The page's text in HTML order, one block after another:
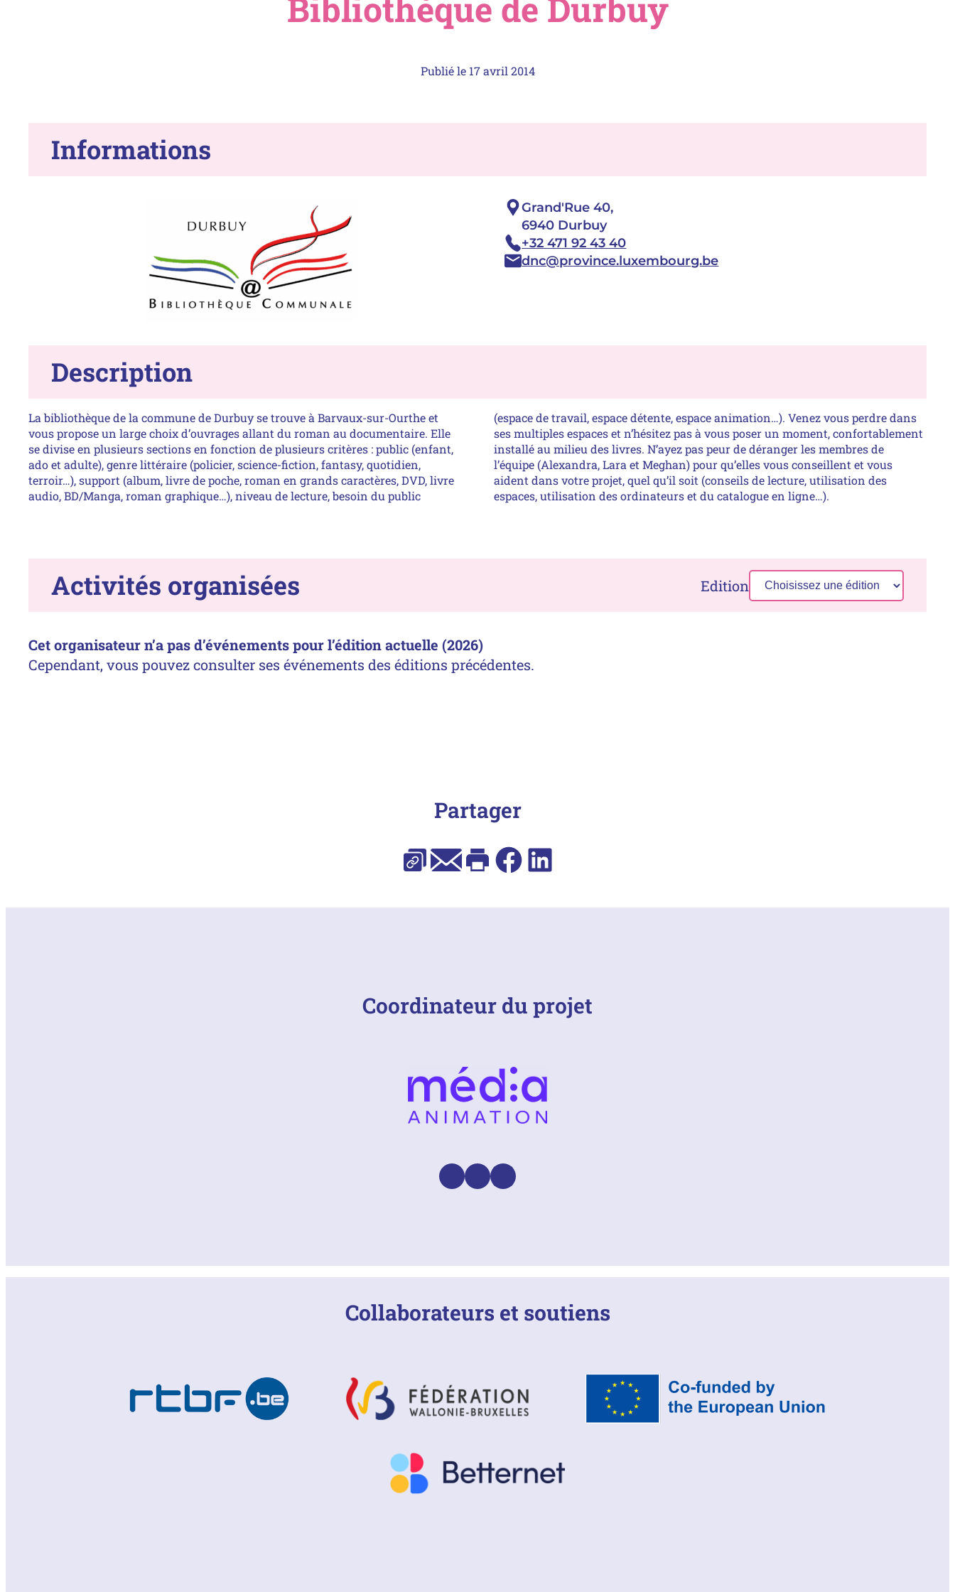
Bibliothèque de Durbuy
Publié le 17 avril 2014
Informations
Adresse :
Grand'Rue 40,
6940 Durbuy
Téléphone :
+32 471 92 43 40
Email :
dnc@province.luxembourg.be
Description
La bibliothèque de la commune de Durbuy se trouve à Barvaux-sur-Ourthe et
vous propose un large choix d’ouvrages allant du roman au documentaire. Elle
se divise en plusieurs sections en fonction de plusieurs critères : public (enfant,
ado et adulte), genre littéraire (policier, science-fiction, fantasy, quotidien,
terroir…), support (album, livre de poche, roman en grands caractères, DVD, livre
audio, BD/Manga, roman graphique…), niveau de lecture, besoin du public
(espace de travail, espace détente, espace animation…). Venez vous perdre dans
ses multiples espaces et n’hésitez pas à vous poser un moment, confortablement
installé au milieu des livres. N’ayez pas peur de déranger les membres de
l’équipe (Alexandra, Lara et Meghan) pour qu’elles vous conseillent et vous
aident dans votre projet, quel qu’il soit (conseils de lecture, utilisation des
espaces, utilisation des ordinateurs et du catalogue en ligne…).
Activités organisées Edition
Cet organisateur n’a pas d’événements pour l’édition actuelle (2026)
Cependant, vous pouvez consulter ses événements des éditions précédentes.
Partager
Copier l’URLE-mailImprimerFacebookLinkedIn
Coordinateur du projet
Facebook
Instagram
LinkedIn
Collaborateurs et soutiens